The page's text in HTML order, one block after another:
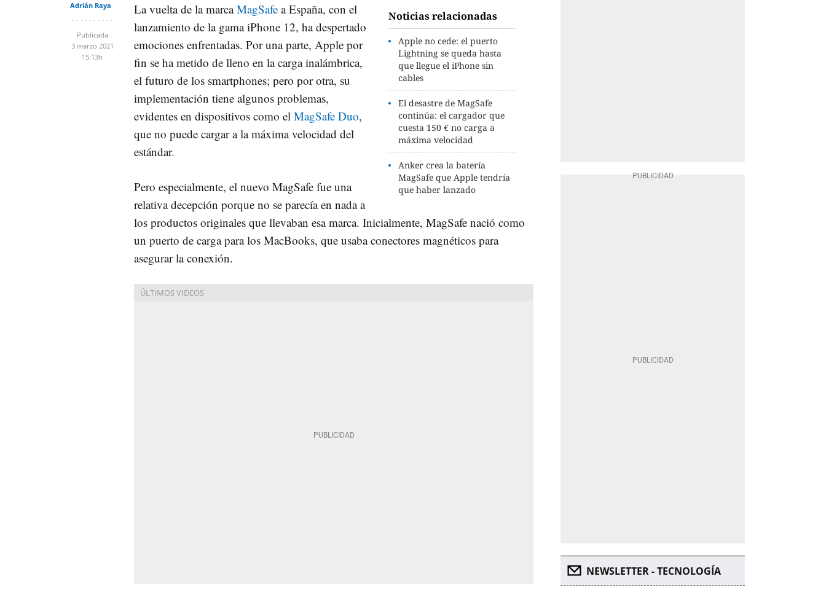
Adrián Raya
Publicada
3 marzo 2021
15:13h
Noticias relacionadas
Apple no cede: el puerto
Lightning se queda hasta
que llegue el iPhone sin
cables
El desastre de MagSafe
continúa: el cargador que
cuesta 150 € no carga a
máxima velocidad
Anker crea la batería
MagSafe que Apple tendría
que haber lanzado
La vuelta de la marcaMagSafe a España, con el
lanzamiento de la gama iPhone 12, ha despertado
emociones enfrentadas. Por una parte, Apple por
fin se ha metido de lleno en la carga inalámbrica,
el futuro de los smartphones; pero por otra, su
implementación tiene algunos problemas,
evidentes en dispositivos como el MagSafe Duo,
que no puede cargar a la máxima velocidad del
estándar.
Pero especialmente, el nuevo MagSafe fue una
relativa decepción porque no se parecía en nada a
los productos originales que llevaban esa marca. Inicialmente, MagSafe nació como
un puerto de carga para los MacBooks, que usaba conectores magnéticos para
asegurar la conexión.
NEWSLETTER - TECNOLOGÍA